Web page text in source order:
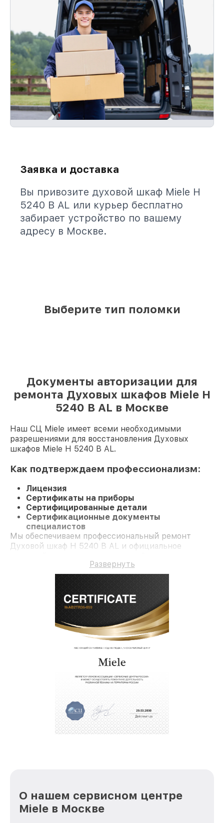
Заявка и доставка
Вы привозите духовой шкаф Miele H
5240 B AL или курьер бесплатно
забирает устройство по вашему
адресу в Москве.
Выберите тип поломки
Документы авторизации для
ремонта Духовых шкафов Miele H
5240 B AL в Москве
Наш СЦ Miele имеет всеми необходимыми
разрешениями для восстановления Духовых
шкафов Miele H 5240 B AL.
Как подтверждаем профессионализм:
Лицензия
Сертификаты на приборы
Сертифицированные детали
Сертификационные документы
специалистов
Мы обеспечиваем профессиональный ремонт
Духовой шкаф H 5240 B AL и официальное
Развернуть
О нашем сервисном центре
Miele в Москве